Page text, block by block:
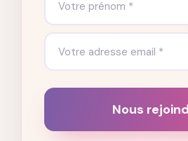
Nous